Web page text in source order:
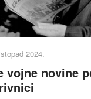
2024.
vojne novine